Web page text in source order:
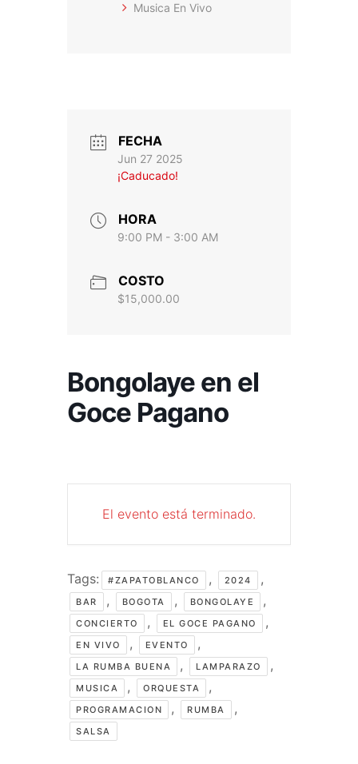
Musica En Vivo
FECHA
Jun 27 2025
¡Caducado!
HORA
9:00 PM - 3:00 AM
COSTO
$15,000.00
Bongolaye en el
Goce Pagano
El evento está terminado.
Tags: #ZAPATOBLANCO , 2024 ,
BAR , BOGOTA , BONGOLAYE ,
CONCIERTO , EL GOCE PAGANO ,
EN VIVO , EVENTO ,
LA RUMBA BUENA , LAMPARAZO ,
MUSICA , ORQUESTA ,
PROGRAMACION , RUMBA ,
SALSA